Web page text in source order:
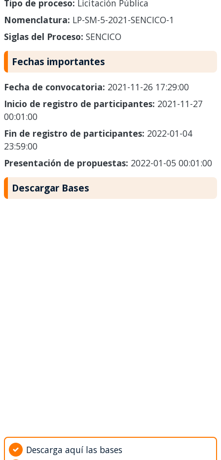
Tipo de proceso: Licitación Pública
Nomenclatura: LP-SM-5-2021-SENCICO-1
Siglas del Proceso: SENCICO
Fechas importantes
Fecha de convocatoria: 2021-11-26 17:29:00
Inicio de registro de participantes: 2021-11-27
00:01:00
Fin de registro de participantes: 2022-01-04
23:59:00
Presentación de propuestas: 2022-01-05 00:01:00
Descargar Bases
Descarga aquí las bases